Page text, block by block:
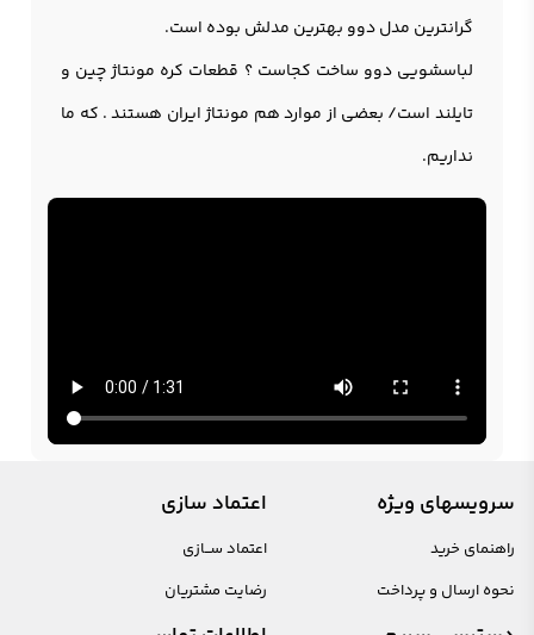
گرانترین مدل دوو بهترین مدلش بوده است.
لباسشویی دوو ساخت کجاست ؟ قطعات کره مونتاژ چین و
تایلند است/ بعضی از موارد هم مونتاژ ایران هستند . که ما
نداریم.
سرویسهای ویژه
راهنمای خرید
نحوه ارسال و پرداخت
اعتماد سازی
اعتماد ســازی
رضایت مشتریان